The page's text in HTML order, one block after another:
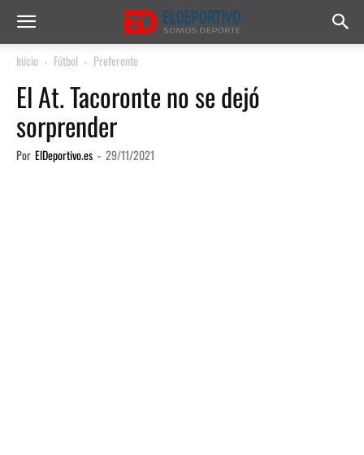
Inicio Fútbol Preferente
El At. Tacoronte no se dejó
sorprender
Por ElDeportivo.es - 29/11/2021